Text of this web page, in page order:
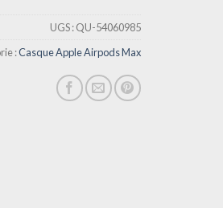
UGS :QU-54060985
:Casque Apple Airpods Max